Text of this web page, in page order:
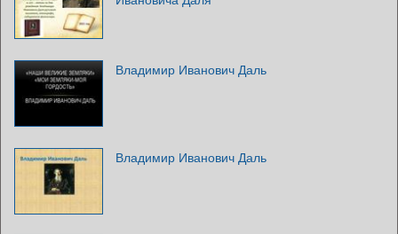
Владимир Иванович Даль
Владимир Иванович Даль